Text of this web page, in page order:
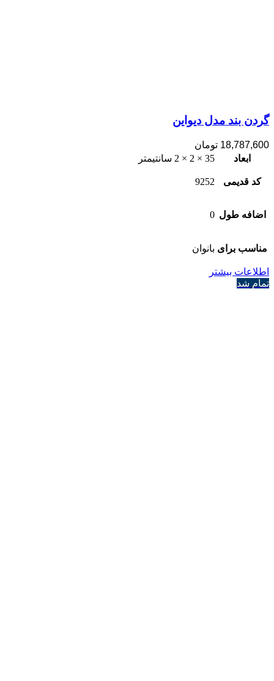
گردن بند مدل دیواین
18,787,600 تومان
ابعاد
35 × 2 × 2 سانتیمتر
کد قدیمی 9252
اضافه طول 0
مناسب برای بانوان
اطلاعات بیشتر
تمام شد